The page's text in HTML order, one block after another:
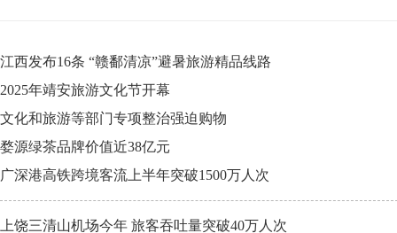
江西发布16条 “赣鄱清凉”避暑旅游精品线路
2025年靖安旅游文化节开幕
文化和旅游等部门专项整治强迫购物
婺源绿茶品牌价值近38亿元
广深港高铁跨境客流上半年突破1500万人次
上饶三清山机场今年 旅客吞吐量突破40万人次